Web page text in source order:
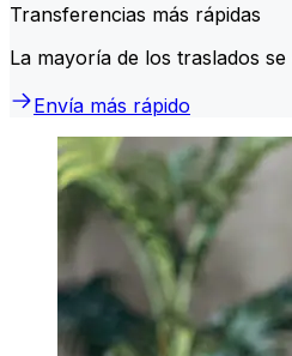
Transferencias más rápidas
La mayoría de los traslados se
Envía más rápido